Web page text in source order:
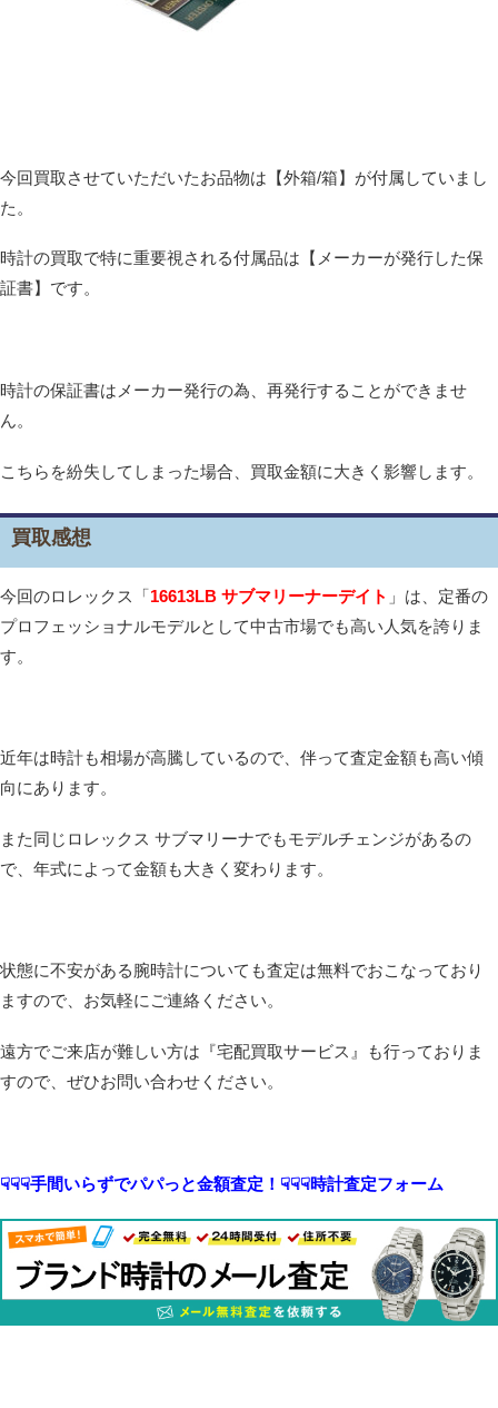
今回買取させていただいたお品物は【外箱/箱】が付属していまし
た。
時計の買取で特に重要視される付属品は【メーカーが発行した保
証書】です。
時計の保証書はメーカー発行の為、再発行することができませ
ん。
こちらを紛失してしまった場合、買取金額に大きく影響します。
買取感想
今回のロレックス「16613LB サブマリーナーデイト 」は、定番の
プロフェッショナルモデルとして中古市場でも高い人気を誇りま
す。
近年は時計も相場が高騰しているので、伴って査定金額も高い傾
向にあります。
また同じロレックス サブマリーナでもモデルチェンジがあるの
で、年式によって金額も大きく変わります。
状態に不安がある腕時計についても査定は無料でおこなっており
ますので、お気軽にご連絡ください。
遠方でご来店が難しい方は『宅配買取サービス』も行っておりま
すので、ぜひお問い合わせください。
☟☟☟手間いらずでパパっと金額査定！☟☟☟時計査定フォーム